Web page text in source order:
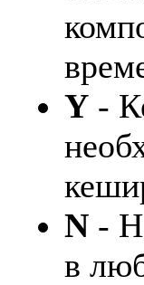
Y -
N -
в